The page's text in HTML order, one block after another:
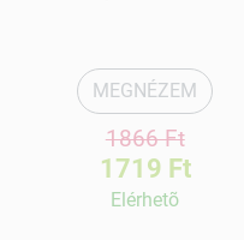
MEGNÉZEM
1866 Ft
1719 Ft
Elérhetõ